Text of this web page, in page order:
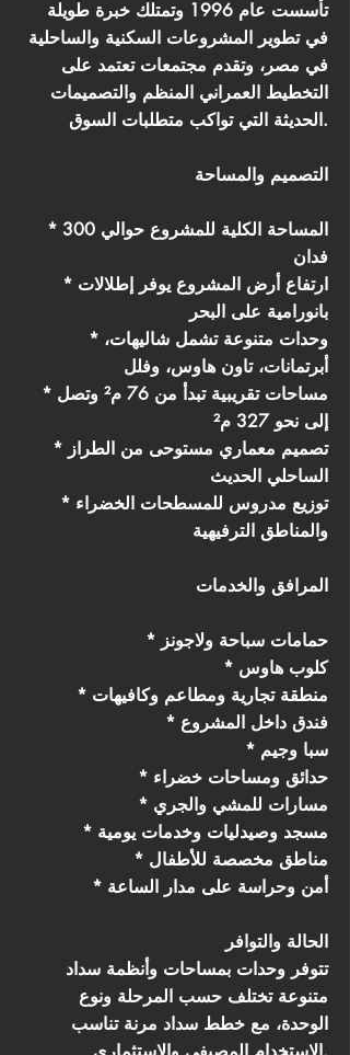
تأسست عام 1996 وتمتلك خبرة طويلة
في تطوير المشروعات السكنية والساحلية
في مصر، وتقدم مجتمعات تعتمد على
التخطيط العمراني المنظم والتصميمات
الحديثة التي تواكب متطلبات السوق.
التصميم والمساحة
* المساحة الكلية للمشروع حوالي 300
فدان
* ارتفاع أرض المشروع يوفر إطلالات
بانورامية على البحر
* وحدات متنوعة تشمل شاليهات،
أبرتمانات، تاون هاوس، وفلل
* مساحات تقريبية تبدأ من 76 م² وتصل
إلى نحو 327 م²
* تصميم معماري مستوحى من الطراز
الساحلي الحديث
* توزيع مدروس للمسطحات الخضراء
والمناطق الترفيهية
المرافق والخدمات
* حمامات سباحة ولاجونز
* كلوب هاوس
* منطقة تجارية ومطاعم وكافيهات
* فندق داخل المشروع
* سبا وجيم
* حدائق ومساحات خضراء
* مسارات للمشي والجري
* مسجد وصيدليات وخدمات يومية
* مناطق مخصصة للأطفال
* أمن وحراسة على مدار الساعة
الحالة والتوافر
تتوفر وحدات بمساحات وأنظمة سداد
متنوعة تختلف حسب المرحلة ونوع
الوحدة، مع خطط سداد مرنة تناسب